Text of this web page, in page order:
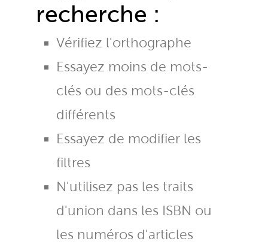
recherche :
Vérifiez l'orthographe
Essayez moins de mots-
clés ou des mots-clés
différents
Essayez de modifier les
filtres
N'utilisez pas les traits
d'union dans les ISBN ou
les numéros d'articles